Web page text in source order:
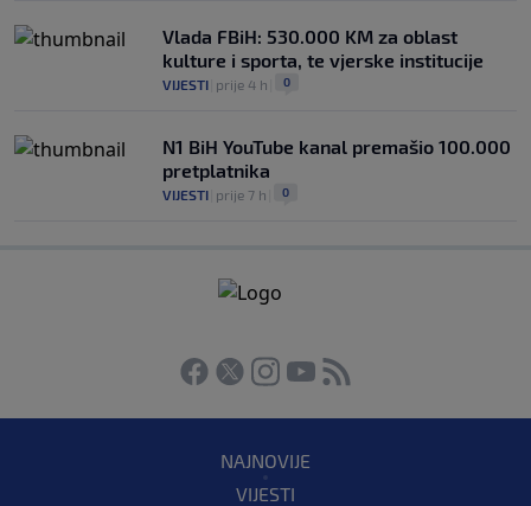
Vlada FBiH: 530.000 KM za oblast
kulture i sporta, te vjerske institucije
VIJESTI prije 4 h 0
N1 BiH YouTube kanal premašio 100.000
pretplatnika
VIJESTI prije 7 h 0
NAJNOVIJE
VIJESTI